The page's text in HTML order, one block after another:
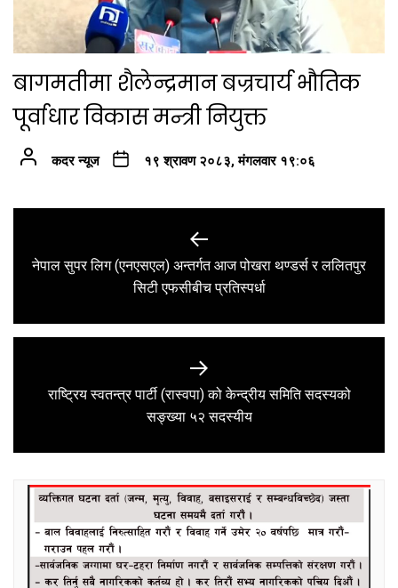
बागमतीमा शैलेन्द्रमान बज्रचार्य भौतिक
पूर्वाधार विकास मन्त्री नियुक्त
कदर न्यूज १९ श्रावण २०८३, मंगलवार १९:०६
navigation
Previous
post:
नेपाल सुपर लिग (एनएसएल) अन्तर्गत आज पोखरा थण्डर्स र ललितपुर
सिटी एफसीबीच प्रतिस्पर्धा
Next
post:
राष्ट्रिय स्वतन्त्र पार्टी (रास्वपा) को केन्द्रीय समिति सदस्यको
सङ्ख्या ५२ सदस्यीय